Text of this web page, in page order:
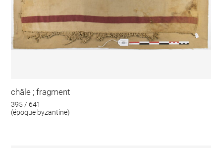
châle ; fragment
395 / 641
(époque byzantine)